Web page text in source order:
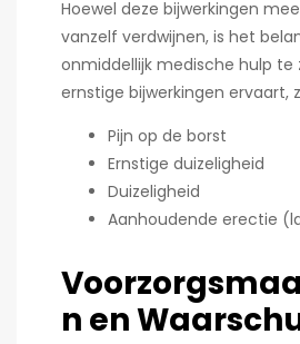
Hoewel deze bijwerkingen
vanzelf verdwijnen, is het
onmiddellijk medische hulp te
ernstige bijwerkingen ervaart,
Pijn op de borst
Ernstige duizeligheid
Duizeligheid
Aanhoudende erectie
n en